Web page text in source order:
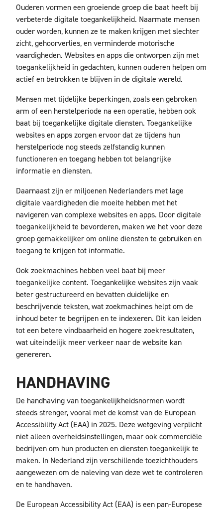
Ouderen vormen een groeiende groep die baat heeft bij
verbeterde digitale toegankelijkheid. Naarmate mensen
ouder worden, kunnen ze te maken krijgen met slechter
zicht, gehoorverlies, en verminderde motorische
vaardigheden. Websites en apps die ontworpen zijn met
toegankelijkheid in gedachten, kunnen ouderen helpen om
actief en betrokken te blijven in de digitale wereld.
Mensen met tijdelijke beperkingen, zoals een gebroken
arm of een herstelperiode na een operatie, hebben ook
baat bij toegankelijke digitale diensten. Toegankelijke
websites en apps zorgen ervoor dat ze tijdens hun
herstelperiode nog steeds zelfstandig kunnen
functioneren en toegang hebben tot belangrijke
informatie en diensten.
Daarnaast zijn er miljoenen Nederlanders met lage
digitale vaardigheden die moeite hebben met het
navigeren van complexe websites en apps. Door digitale
toegankelijkheid te bevorderen, maken we het voor deze
groep gemakkelijker om online diensten te gebruiken en
toegang te krijgen tot informatie.
Ook zoekmachines hebben veel baat bij meer
toegankelijke content. Toegankelijke websites zijn vaak
beter gestructureerd en bevatten duidelijke en
beschrijvende teksten, wat zoekmachines helpt om de
inhoud beter te begrijpen en te indexeren. Dit kan leiden
tot een betere vindbaarheid en hogere zoekresultaten,
wat uiteindelijk meer verkeer naar de website kan
genereren.
HANDHAVING
De handhaving van toegankelijkheidsnormen wordt
steeds strenger, vooral met de komst van de European
Accessibility Act (EAA) in 2025. Deze wetgeving verplicht
niet alleen overheidsinstellingen, maar ook commerciële
bedrijven om hun producten en diensten toegankelijk te
maken. In Nederland zijn verschillende toezichthouders
aangewezen om de naleving van deze wet te controleren
en te handhaven.
De European Accessibility Act (EAA) is een pan-Europese